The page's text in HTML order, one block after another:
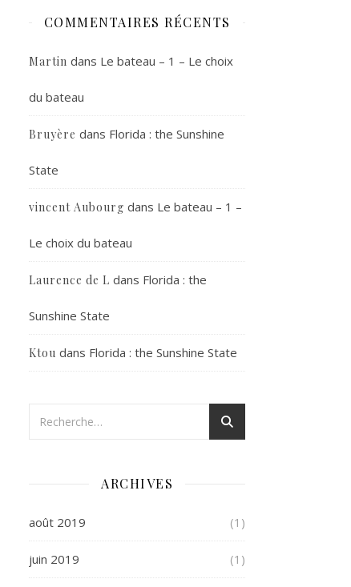
COMMENTAIRES RÉCENTS
Martin dans Le bateau – 1 – Le choix
du bateau
Bruyère dans Florida : the Sunshine
State
vincent Aubourg dans Le bateau – 1 –
Le choix du bateau
Laurence de L dans Florida : the
Sunshine State
Ktou dans Florida : the Sunshine State
ARCHIVES
août 2019 (1)
juin 2019 (1)